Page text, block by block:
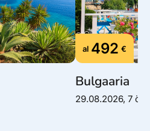
al 492 €
Bulgaaria
29.08.2026, 7